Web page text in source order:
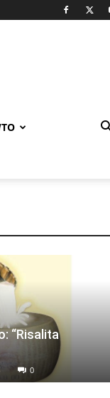
“Risalita
0